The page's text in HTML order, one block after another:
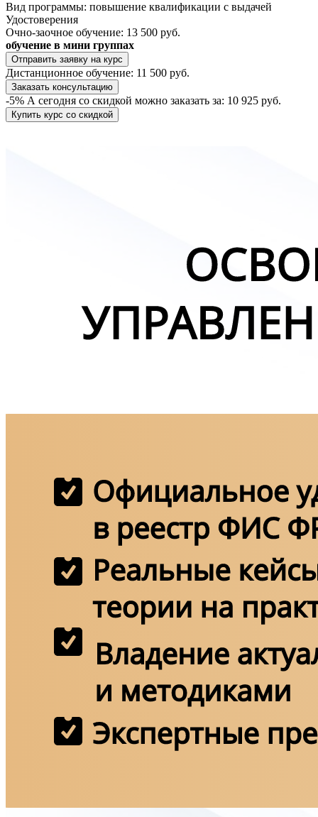
Вид программы: повышение квалификации с выдачей
Удостоверения
Очно-заочное обучение: 13 500 руб.
обучение в мини группах
Отправить заявку на курс
Дистанционное обучение: 11 500 руб.
Заказать консультацию
-5% А сегодня со скидкой можно заказать за: 10 925 руб.
Купить курс со скидкой